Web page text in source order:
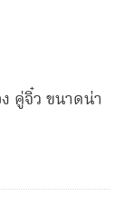
คู่จิ๋ว ขนาดน่า